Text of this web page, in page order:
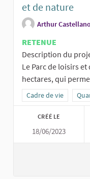
et de nature
Arthur
RETENUE
Description du
Le Parc de loisirs
hectares, qui
Filtrer les résultats
Cadre de vie
CRÉÉ LE
18/06/2023